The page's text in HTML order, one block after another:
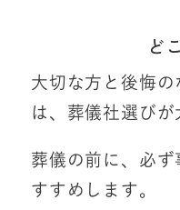
ど
大切な方と後悔
は、葬儀社選びが
葬儀の前に、必
すすめします。